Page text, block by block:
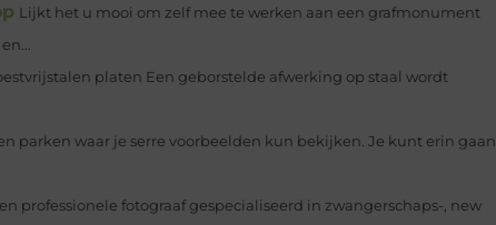
Lijkt het u mooi om zelf mee te werken aan een grafmonument
platen Een geborstelde afwerking op staal wordt
parken waar je serre voorbeelden kun bekijken. Je kunt erin gaan
professionele fotograaf gespecialiseerd in zwangerschaps-, new